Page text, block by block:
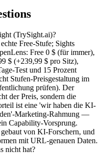
(TrySight.ai)?
Free-Stufe; Sights
Free 0 $ (für immer),
$ (+239,99 $ pro Sitz),
Test und 15 Prozent
Stufen-Preisgestaltung im
prüfen). Der
der Preis, sondern die
ist eine 'wir haben die KI-
Marketing-Rahmung —
Capability-Vorsprung.
von KI-Forschern, und
mit URL-genauen Daten.
nicht hat?